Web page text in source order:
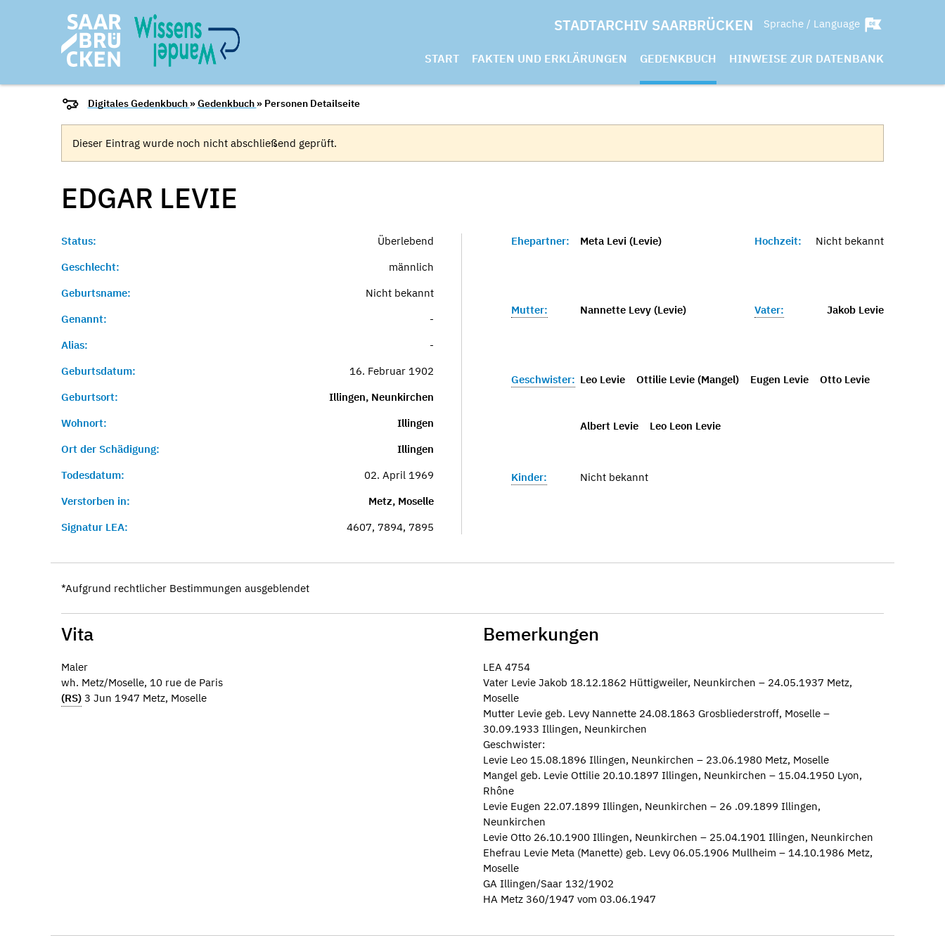
STADTARCHIV SAARBRÜCKEN Sprache / Language
START FAKTEN UND ERKLÄRUNGEN GEDENKBUCH HINWEISE ZUR DATENBANK
Digitales Gedenkbuch »Gedenkbuch » Personen Detailseite
Dieser Eintrag wurde noch nicht abschließend geprüft.
EDGAR LEVIE
Status:
Überlebend
Geschlecht:
männlich
Geburtsname:
Nicht bekannt
Genannt:
-
Alias:
-
Geburtsdatum:
16. Februar 1902
Geburtsort:
Illingen, Neunkirchen
Wohnort:
Illingen
Ort der Schädigung:
Illingen
Todesdatum:
02. April 1969
Verstorben in:
Metz, Moselle
Signatur LEA:
4607, 7894, 7895
Ehepartner: Meta Levi (Levie) Hochzeit: Nicht bekannt
Mutter: Nannette Levy (Levie) Vater: Jakob Levie
Geschwister: Leo Levie Ottilie Levie (Mangel) Eugen Levie Otto Levie
Albert Levie Leo Leon Levie
Kinder: Nicht bekannt
*Aufgrund rechtlicher Bestimmungen ausgeblendet
Vita
Maler
wh. Metz/Moselle, 10 rue de Paris
(RS) 3 Jun 1947 Metz, Moselle
Bemerkungen
LEA 4754
Vater Levie Jakob 18.12.1862 Hüttigweiler, Neunkirchen – 24.05.1937 Metz,
Moselle
Mutter Levie geb. Levy Nannette 24.08.1863 Grosbliederstroff, Moselle –
30.09.1933 Illingen, Neunkirchen
Geschwister:
Levie Leo 15.08.1896 Illingen, Neunkirchen – 23.06.1980 Metz, Moselle
Mangel geb. Levie Ottilie 20.10.1897 Illingen, Neunkirchen – 15.04.1950 Lyon,
Rhône
Levie Eugen 22.07.1899 Illingen, Neunkirchen – 26 .09.1899 Illingen,
Neunkirchen
Levie Otto 26.10.1900 Illingen, Neunkirchen – 25.04.1901 Illingen, Neunkirchen
Ehefrau Levie Meta (Manette) geb. Levy 06.05.1906 Mullheim – 14.10.1986 Metz,
Moselle
GA Illingen/Saar 132/1902
HA Metz 360/1947 vom 03.06.1947